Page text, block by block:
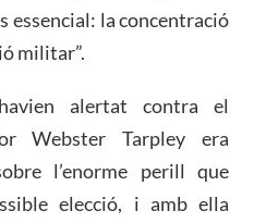
essencial: la concentració
militar”.
alertat contra el
Webster Tarpley era
l’enorme perill que
elecció, i amb ella